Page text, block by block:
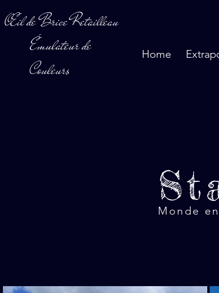
Œil de Brice Retailleau
Émulateur de
Couleurs
Home
Monde